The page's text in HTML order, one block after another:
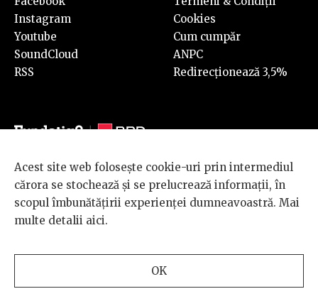
Instagram
Youtube
SoundCloud
RSS
Cookies
Cum cumpăr
ANPC
Redirecționează 3,5%
© 2026 BRD Groupe Société Générale, toate drepturile rezervate.
Scena 9 este un proiect sustinut de
BRD GROUPE SOCIÉTÉ
GÉNÉRALE
Acest site web folosește cookie-uri prin intermediul
cărora se stochează și se prelucrează informații, în
scopul îmbunătățirii experienței dumneavoastră. Mai
multe detalii aici.
OK